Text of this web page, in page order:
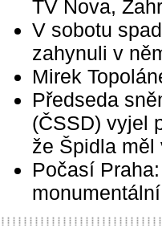
TV Nova,
V sobotu
zahynuli v
Mirek
Předseda
(ČSSD) vyjel
že Špidla
Počasí